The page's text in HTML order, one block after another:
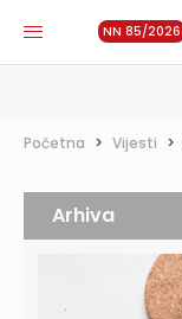
NN 85/2026
Početna > Vijesti >
Arhiva